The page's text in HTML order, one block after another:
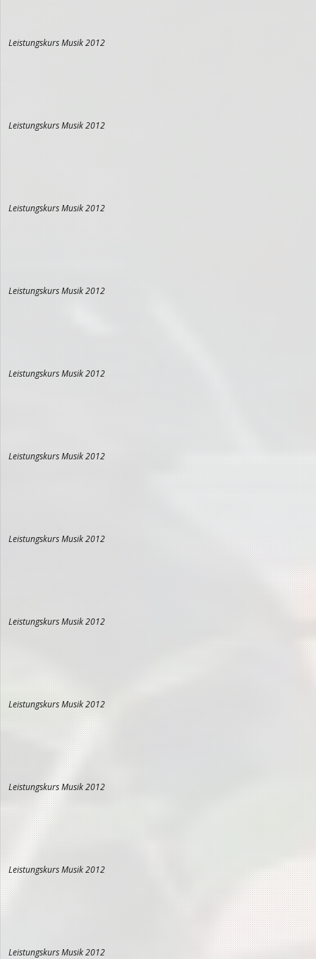
Leistungskurs Musik 2012
Leistungskurs Musik 2012
Leistungskurs Musik 2012
Leistungskurs Musik 2012
Leistungskurs Musik 2012
Leistungskurs Musik 2012
Leistungskurs Musik 2012
Leistungskurs Musik 2012
Leistungskurs Musik 2012
Leistungskurs Musik 2012
Leistungskurs Musik 2012
Leistungskurs Musik 2012